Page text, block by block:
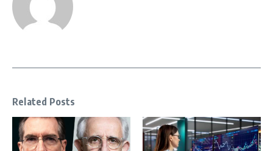
Related Posts